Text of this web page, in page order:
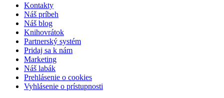
Kontakty
Náš príbeh
Náš blog
Knihovrátok
Partnerský systém
Pridaj sa k nám
Marketing
Náš labák
Prehlásenie o cookies
Vyhlásenie o prístupnosti